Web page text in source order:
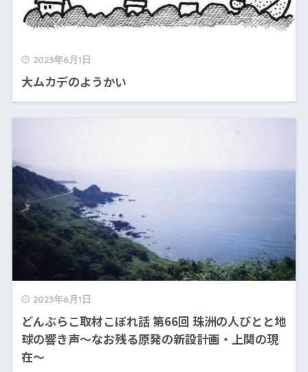
2023年6月1日
大ムカデのようかい
2023年6月1日
どんぶらこ取材こぼれ話 第66回 珠洲の人びとと地
球の響き声〜なお残る原発の新設計画・上関の現
在〜